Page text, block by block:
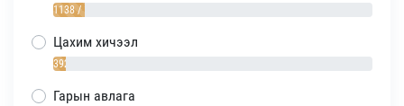
1138 / 10%
Цахим хичээл
392 / 4%
Гарын авлага